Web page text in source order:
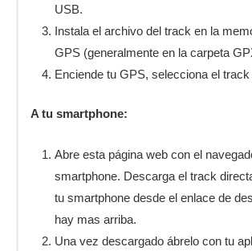
USB.
Instala el archivo del track en la
GPS (generalmente en la carpeta
Enciende tu GPS, selecciona el track
A tu smartphone:
Abre esta página web con el
smartphone. Descarga el track
tu smartphone desde el enlace de
hay mas arriba.
Una vez descargado ábrelo con tu